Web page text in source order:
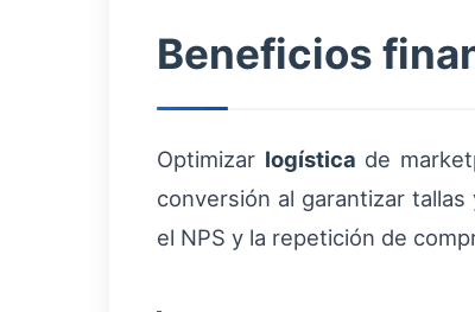
Beneficios
Optimizar logística de
conversión al garantizar
el NPS y la repetición de